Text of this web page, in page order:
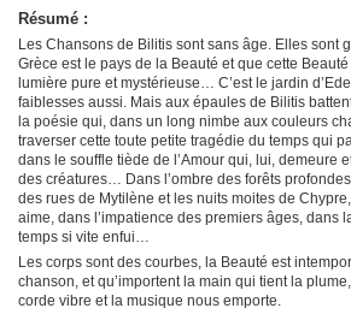
Résumé :
Les Chansons de Bilitis sont sans âge. Elles sont
Grèce est le pays de la Beauté et que cette
lumière pure et mystérieuse… C’est le jardin
faiblesses aussi. Mais aux épaules de Bilitis
la poésie qui, dans un long nimbe aux couleurs
traverser cette toute petite tragédie du temps qui
dans le souffle tiède de l’Amour qui, lui, demeure
des créatures… Dans l’ombre des forêts
des rues de Mytilène et les nuits moites de
aime, dans l’impatience des premiers âges, dans
temps si vite enfui…
Les corps sont des courbes, la Beauté est
chanson, et qu’importent la main qui tient la plume,
corde vibre et la musique nous emporte.